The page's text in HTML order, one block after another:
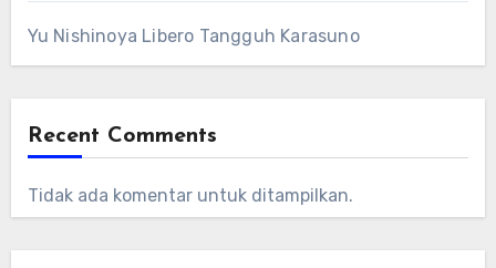
Yu Nishinoya Libero Tangguh Karasuno
Recent Comments
Tidak ada komentar untuk ditampilkan.